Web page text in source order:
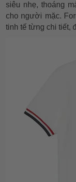
siêu nhẹ, thoáng
cho người mặc.
tinh tế từng chi tiết,